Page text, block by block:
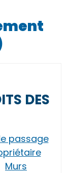
DES
passage
Murs